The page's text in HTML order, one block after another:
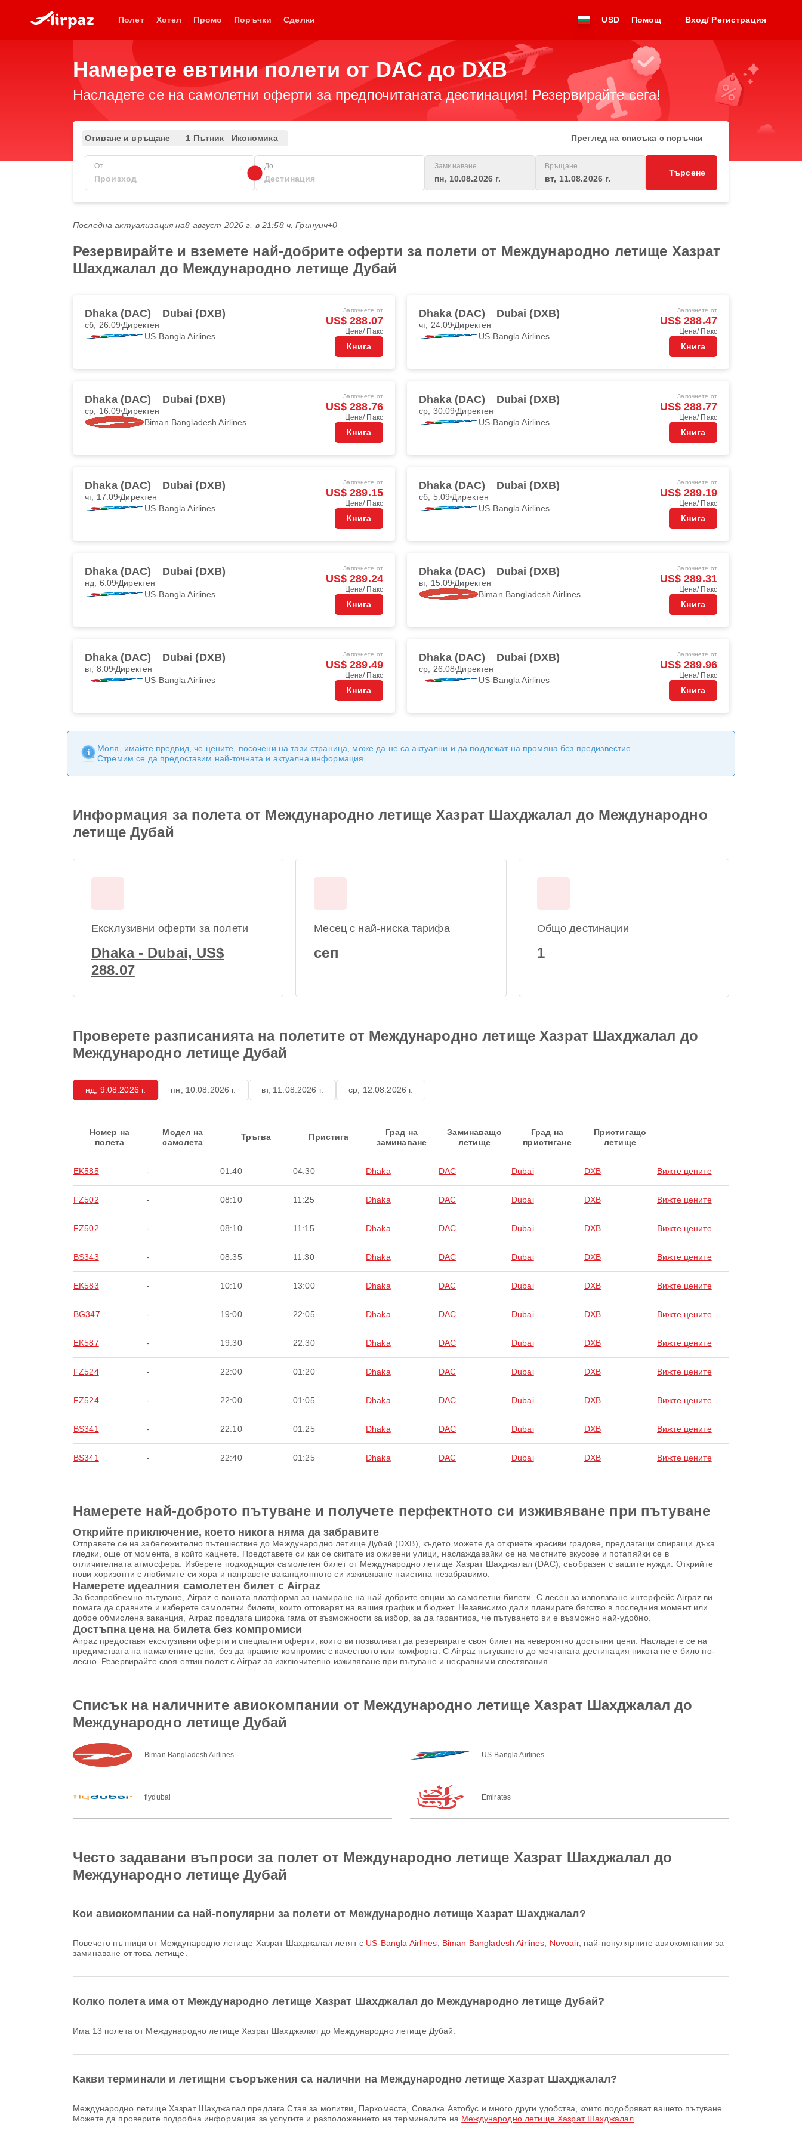
Полет Хотел Промо Поръчки Сделки USD Помощ Вход/ Регистрация
Намерете евтини полети от DAC до DXB
Насладете се на самолетни оферти за предпочитаната дестинация! Резервирайте сега!
Отиване и връщане 1 Пътник Икономика Преглед на списъка с поръчки
От До Заминаване
пн, 10.08.2026 г.
Връщане
вт, 11.08.2026 г.
Търсене
Последна актуализация на8 август 2026 г. в 21:58 ч. Гринуич+0
Резервирайте и вземете най-добрите оферти за полети от Международно летище Хазрат
Шахджалал до Международно летище Дубай
Dhaka (DAC) Dubai (DXB)
сб, 26.09 Директен
US-Bangla Airlines
Започнете от
US$ 288.07
Цена/ Пакс
Книга
Dhaka (DAC) Dubai (DXB)
чт, 24.09 Директен
US-Bangla Airlines
Започнете от
US$ 288.47
Цена/ Пакс
Книга
Dhaka (DAC) Dubai (DXB)
ср, 16.09 Директен
Biman Bangladesh Airlines
Започнете от
US$ 288.76
Цена/ Пакс
Книга
Dhaka (DAC) Dubai (DXB)
ср, 30.09 Директен
US-Bangla Airlines
Започнете от
US$ 288.77
Цена/ Пакс
Книга
Dhaka (DAC) Dubai (DXB)
чт, 17.09 Директен
US-Bangla Airlines
Започнете от
US$ 289.15
Цена/ Пакс
Книга
Dhaka (DAC) Dubai (DXB)
сб, 5.09 Директен
US-Bangla Airlines
Започнете от
US$ 289.19
Цена/ Пакс
Книга
Dhaka (DAC) Dubai (DXB)
нд, 6.09 Директен
US-Bangla Airlines
Започнете от
US$ 289.24
Цена/ Пакс
Книга
Dhaka (DAC) Dubai (DXB)
вт, 15.09 Директен
Biman Bangladesh Airlines
Започнете от
US$ 289.31
Цена/ Пакс
Книга
Dhaka (DAC) Dubai (DXB)
вт, 8.09 Директен
US-Bangla Airlines
Започнете от
US$ 289.49
Цена/ Пакс
Книга
Dhaka (DAC) Dubai (DXB)
ср, 26.08 Директен
US-Bangla Airlines
Започнете от
US$ 289.96
Цена/ Пакс
Книга
Моля, имайте предвид, че цените, посочени на тази страница, може да не са актуални и да подлежат на промяна без предизвестие.
Стремим се да предоставим най-точната и актуална информация.
Информация за полета от Международно летище Хазрат Шахджалал до Международно
летище Дубай
Ексклузивни оферти за полети
Dhaka - Dubai, US$
288.07
Месец с най-ниска тарифа
сеп
Общо дестинации
1
Проверете разписанията на полетите от Международно летище Хазрат Шахджалал до
Международно летище Дубай
нд, 9.08.2026 г. пн, 10.08.2026 г. вт, 11.08.2026 г. ср, 12.08.2026 г.
Номер на
полета
Модел на
самолета
Тръгва Пристига
Град на
заминаване
Заминаващо
летище
Град на
пристигане
Пристигащо
летище
EK585 - 01:40 04:30 Dhaka DAC Dubai DXB Вижте цените
FZ502 - 08:10 11:25 Dhaka DAC Dubai DXB Вижте цените
FZ502 - 08:10 11:15 Dhaka DAC Dubai DXB Вижте цените
BS343 - 08:35 11:30 Dhaka DAC Dubai DXB Вижте цените
EK583 - 10:10 13:00 Dhaka DAC Dubai DXB Вижте цените
BG347 - 19:00 22:05 Dhaka DAC Dubai DXB Вижте цените
EK587 - 19:30 22:30 Dhaka DAC Dubai DXB Вижте цените
FZ524 - 22:00 01:20 Dhaka DAC Dubai DXB Вижте цените
FZ524 - 22:00 01:05 Dhaka DAC Dubai DXB Вижте цените
BS341 - 22:10 01:25 Dhaka DAC Dubai DXB Вижте цените
BS341 - 22:40 01:25 Dhaka DAC Dubai DXB Вижте цените
Намерете най-доброто пътуване и получете перфектното си изживяване при пътуване
Открийте приключение, което никога няма да забравите
Отправете се на забележително пътешествие до Международно летище Дубай (DXB), където можете да откриете красиви градове, предлагащи спиращи дъха
гледки, още от момента, в който кацнете. Представете си как се скитате из оживени улици, наслаждавайки се на местните вкусове и потапяйки се в
отличителната атмосфера. Изберете подходящия самолетен билет от Международно летище Хазрат Шахджалал (DAC), съобразен с вашите нужди. Открийте
нови хоризонти с любимите си хора и направете ваканционното си изживяване наистина незабравимо.
Намерете идеалния самолетен билет с Airpaz
За безпроблемно пътуване, Airpaz е вашата платформа за намиране на най-добрите опции за самолетни билети. С лесен за използване интерфейс Airpaz ви
помага да сравните и изберете самолетни билети, които отговарят на вашия график и бюджет. Независимо дали планирате бягство в последния момент или
добре обмислена ваканция, Airpaz предлага широка гама от възможности за избор, за да гарантира, че пътуването ви е възможно най-удобно.
Достъпна цена на билета без компромиси
Airpaz предоставя ексклузивни оферти и специални оферти, които ви позволяват да резервирате своя билет на невероятно достъпни цени. Насладете се на
предимствата на намалените цени, без да правите компромис с качеството или комфорта. С Airpaz пътуването до мечтаната дестинация никога не е било по-
лесно. Резервирайте своя евтин полет с Airpaz за изключително изживяване при пътуване и несравними спестявания.
Списък на наличните авиокомпании от Международно летище Хазрат Шахджалал до
Международно летище Дубай
Biman Bangladesh Airlines US-Bangla Airlines
flydubai Emirates
Често задавани въпроси за полет от Международно летище Хазрат Шахджалал до
Международно летище Дубай
Кои авиокомпании са най-популярни за полети от Международно летище Хазрат Шахджалал?
Повечето пътници от Международно летище Хазрат Шахджалал летят с US-Bangla Airlines Biman Bangladesh Airlines Novoair, най-популярните авиокомпании за
заминаване от това летище.
Колко полета има от Международно летище Хазрат Шахджалал до Международно летище Дубай?
Има 13 полета от Международно летище Хазрат Шахджалал до Международно летище Дубай.
Какви терминали и летищни съоръжения са налични на Международно летище Хазрат Шахджалал?
Международно летище Хазрат Шахджалал предлага Стая за молитви, Паркоместа, Совалка Автобус и много други удобства, които подобряват вашето пътуване.
Можете да проверите подробна информация за услугите и разположението на терминалите на Международно летище Хазрат Шахджалал